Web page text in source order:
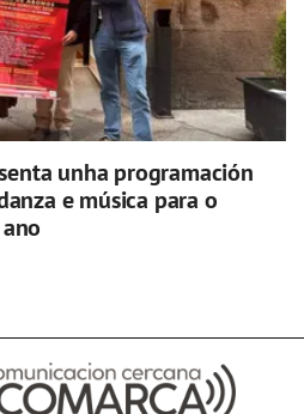
unha programación
e música para o